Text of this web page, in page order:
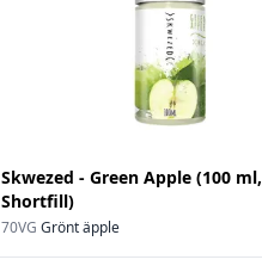
Skwezed - Green Apple (100 ml,
Shortfill)
70VG Grönt äpple